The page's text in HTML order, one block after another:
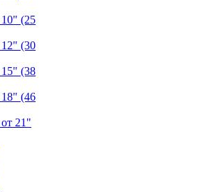
(25
(30
(38
(46
21"